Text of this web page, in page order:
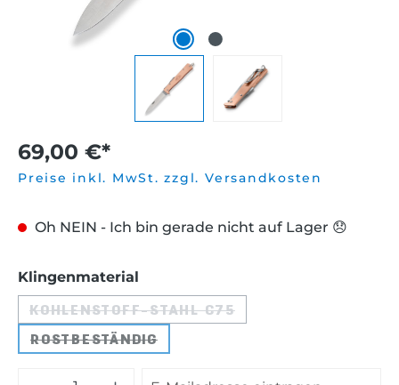
69,00 €*
Preise inkl. MwSt. zzgl. Versandkosten
Oh NEIN - Ich bin gerade nicht auf Lager 😞
Klingenmaterial
KOHLENSTOFF-STAHL C75
(DIESE OPTION IST ZURZEIT NICHT
ROSTBESTÄNDIG
(DIESE OPTION IST ZURZEIT NICHT